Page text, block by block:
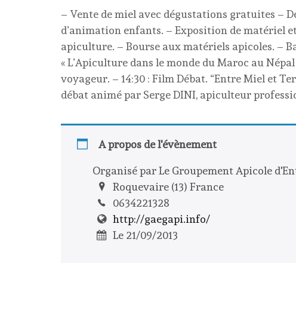
– Vente de miel avec dégustations gratuites –
d’animation enfants. – Exposition de matériel
apiculture. – Bourse aux matériels apicoles. –
« L’Apiculture dans le monde du Maroc au
voyageur. – 14:30 : Film Débat. “Entre Miel et
débat animé par Serge DINI, apiculteur
A propos de l'évènement
Organisé par Le Groupement Apicole
Roquevaire (13) France
0634221328
http://gaegapi.info/
Le 21/09/2013